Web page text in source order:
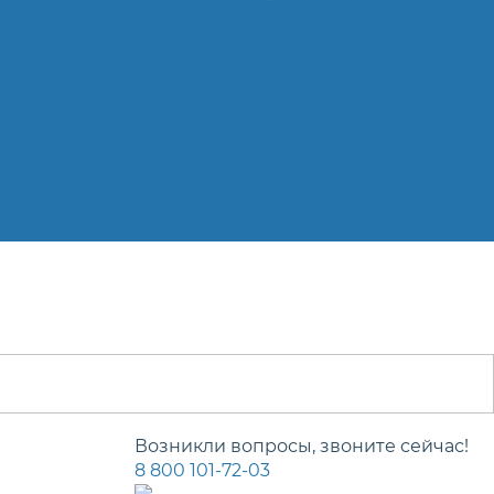
Возникли вопросы, звоните сейчас!
8 800 101-72-03